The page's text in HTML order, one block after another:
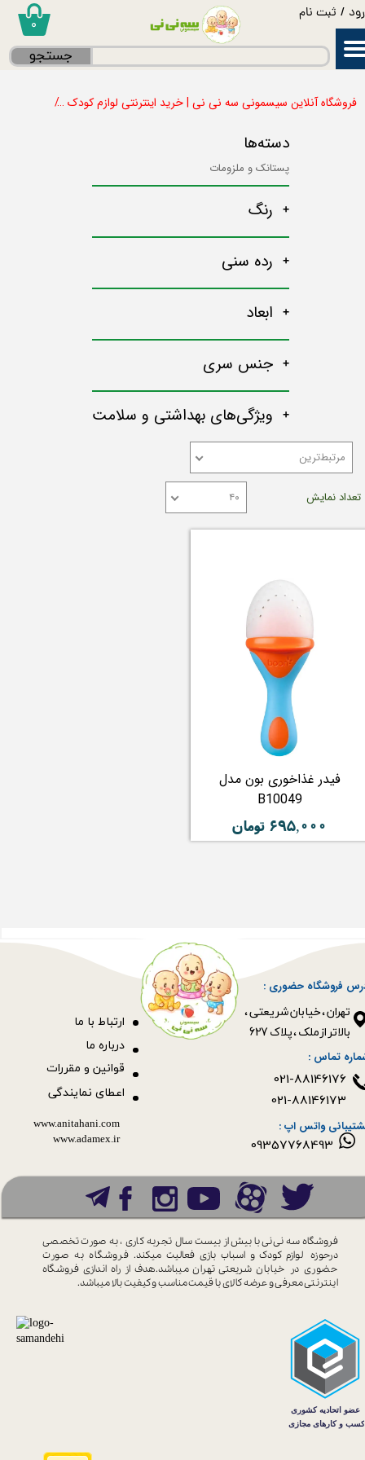
/ ثبت نام
حساب کاربری من
سفارشات
۰
جستجو
فروشگاه آنلاین سیسمونی سه نی نی | خرید اینترنتی لوازم کودک
دسته‌ها
پستانک و ملزومات
رنگ
رده سنی
ابعاد
جنس سری
ویژگی‌های بهداشتی و سلامت
مرتبط‌ترین
تعداد نمایش ۴۰
فیدر غذاخوری بون مدل
B10049
۶۹۵,۰۰۰ تومان
فروشگاه حضوری :
​​​​​​​تهران ، خیابان شریعتی ،
بالاتر از ملک ، پلاک 627​​​​​​​
قوانین و مقررات
ارتباط با ما
09357768493
درباره ما
اعطای نمایندگی
www.anitahani.com
www.ada​​​​​​​mex.ir
فروشگاه سه نی نی با بیش از بیست سال تجربه کاری ، به صورت تخصصی
درحوزه لوازم کودک و اسباب بازی فعالیت میکند. فروشگاه به صورت
حضوری در خیابان شریعتی تهران میباشد.هدف از راه اندازی فروشگاه
اینترنتی معرفی و عرضه کالای باقیمت مناسب و کیفیت بالا میباشد.
تماس :
واتس اپ :